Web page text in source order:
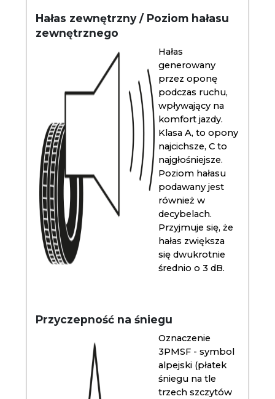
Hałas zewnętrzny / Poziom hałasu
zewnętrznego
Hałas
generowany
przez oponę
podczas ruchu,
wpływający na
komfort jazdy.
Klasa A, to opony
najcichsze, C to
najgłośniejsze.
Poziom hałasu
podawany jest
również w
decybelach.
Przyjmuje się, że
hałas zwiększa
się dwukrotnie
średnio o 3 dB.
Przyczepność na śniegu
Oznaczenie
3PMSF - symbol
alpejski (płatek
śniegu na tle
trzech szczytów